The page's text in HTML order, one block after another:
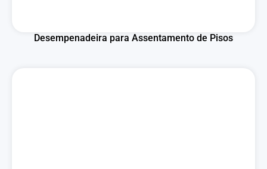
Desempenadeira para Assentamento de Pisos